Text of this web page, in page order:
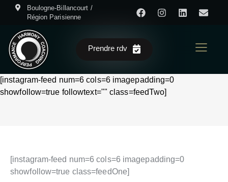
Boulogne-Billancourt /
Région Parisienne
Prendre rdv
[instagram-feed num=6 cols=6 imagepadding=0
showfollow=true followtext="" class=feedTwo]
[instagram-feed num=6 cols=6 imagepadding=0
showfollow=true class=feedOne]